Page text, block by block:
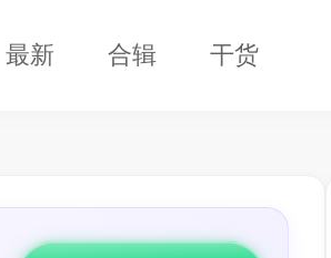
最新 合辑 干货